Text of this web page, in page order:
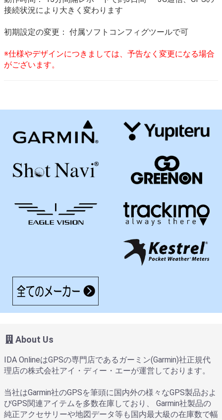
接続状況により大きく変わります
初期設定の変更： 付属ソフトコンフィグツールで可
※仕様やデザインにつきましては、予告なく変更になる場合
がございます。
About Us
IDA OnlineはGPSの専門店であるガーミン(Garmin)社正規代
理店の株式会社アイ・ディー・エーが運営しております。
当社はGarmin社のGPSを筆頭に国内外の様々なGPS製品およ
びGPS関連アイテムを多数在庫しており、 Garmin社製品の
純正アクセサリーや地図データ等も国内最大級の在庫数で幅